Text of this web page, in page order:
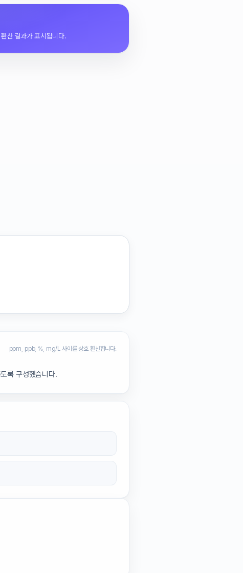
산 결과가 표시됩니다.
ppm, ppb, %, mg/L 사이를 상호 환산합니다.
록 구성했습니다.